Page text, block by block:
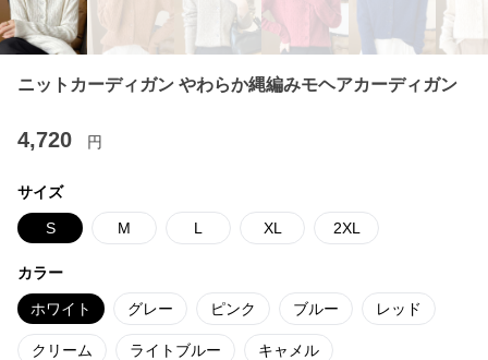
ニットカーディガン やわらか縄編みモヘアカーディガン
4,720 円
サイズ
S M L XL 2XL
カラー
ホワイト グレー ピンク ブルー レッド
クリーム ライトブルー キャメル